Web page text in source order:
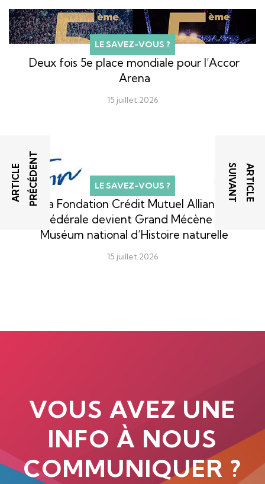
A
R
T
I
C
L
E
P
R
É
C
É
D
E
N T A
R
T
I
C
L
E
S
U
I
V
A
N
T
LE SAVEZ-VOUS ?
Deux fois 5e place mondiale pour l’Accor
Arena
15 juillet 2026
LE SAVEZ-VOUS ?
La Fondation Crédit Mutuel Alliance
Fédérale devient Grand Mécène du
Muséum national d’Histoire naturelle
15 juillet 2026
VOUS AVEZ UNE
INFO À NOUS
COMMUNIQUER ?